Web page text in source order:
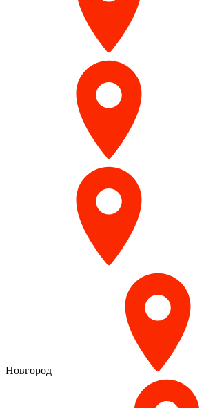
Новгород